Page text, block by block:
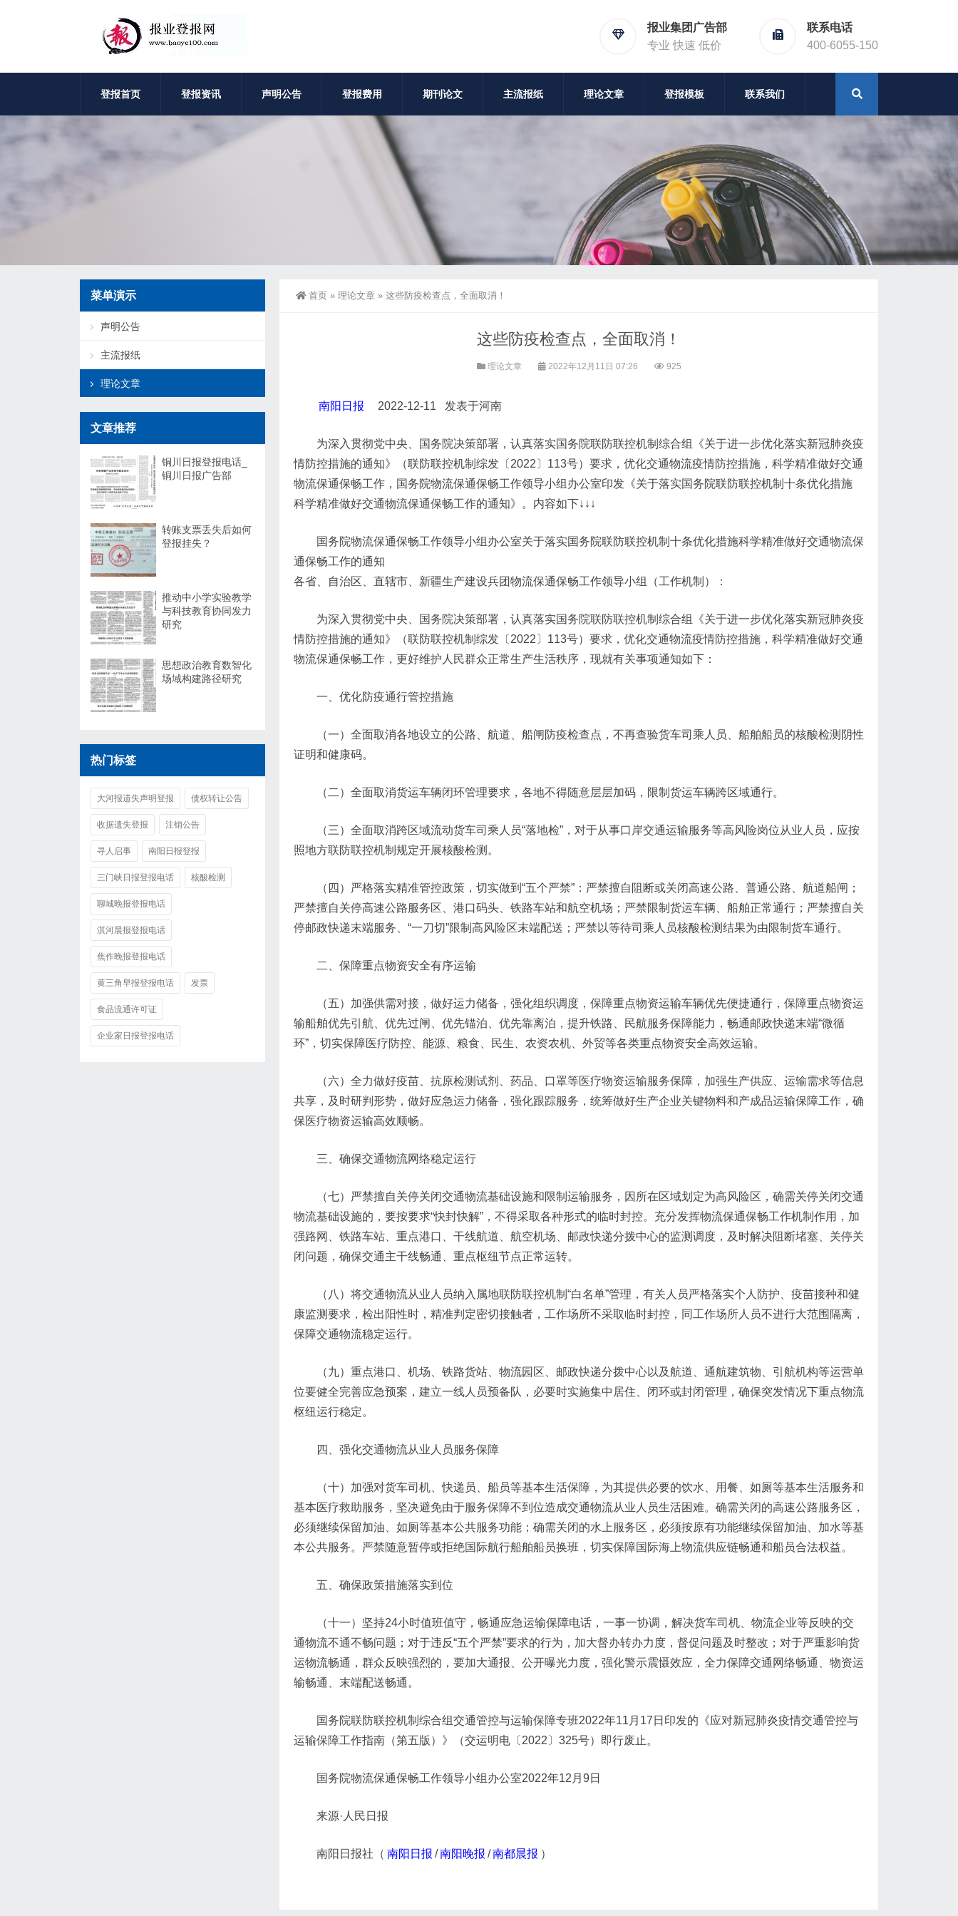
报业集团广告部
专业 快速 低价
联系电话
400-6055-150
登报首页 登报资讯 声明公告 登报费用 期刊论文 主流报纸 理论文章 登报模板 联系我们
首页 » 理论文章 » 这些防疫检查点，全面取消！
这些防疫检查点，全面取消！
理论文章 2022年12月11日 07:26 925
南阳日报 2022-12-11 发表于河南
为深入贯彻党中央、国务院决策部署，认真落实国务院联防联控机制综合组《关于进一步优化落实新冠肺炎疫
情防控措施的通知》（联防联控机制综发〔2022〕113号）要求，优化交通物流疫情防控措施，科学精准做好交通
物流保通保畅工作，国务院物流保通保畅工作领导小组办公室印发《关于落实国务院联防联控机制十条优化措施
科学精准做好交通物流保通保畅工作的通知》。内容如下↓↓↓
国务院物流保通保畅工作领导小组办公室关于落实国务院联防联控机制十条优化措施科学精准做好交通物流保
通保畅工作的通知
各省、自治区、直辖市、新疆生产建设兵团物流保通保畅工作领导小组（工作机制）：
为深入贯彻党中央、国务院决策部署，认真落实国务院联防联控机制综合组《关于进一步优化落实新冠肺炎疫
情防控措施的通知》（联防联控机制综发〔2022〕113号）要求，优化交通物流疫情防控措施，科学精准做好交通
物流保通保畅工作，更好维护人民群众正常生产生活秩序，现就有关事项通知如下：
一、优化防疫通行管控措施
（一）全面取消各地设立的公路、航道、船闸防疫检查点，不再查验货车司乘人员、船舶船员的核酸检测阴性
证明和健康码。
（二）全面取消货运车辆闭环管理要求，各地不得随意层层加码，限制货运车辆跨区域通行。
（三）全面取消跨区域流动货车司乘人员“落地检”，对于从事口岸交通运输服务等高风险岗位从业人员，应按
照地方联防联控机制规定开展核酸检测。
（四）严格落实精准管控政策，切实做到“五个严禁”：严禁擅自阻断或关闭高速公路、普通公路、航道船闸；
严禁擅自关停高速公路服务区、港口码头、铁路车站和航空机场；严禁限制货运车辆、船舶正常通行；严禁擅自关
停邮政快递末端服务、“一刀切”限制高风险区末端配送；严禁以等待司乘人员核酸检测结果为由限制货车通行。
二、保障重点物资安全有序运输
（五）加强供需对接，做好运力储备，强化组织调度，保障重点物资运输车辆优先便捷通行，保障重点物资运
输船舶优先引航、优先过闸、优先锚泊、优先靠离泊，提升铁路、民航服务保障能力，畅通邮政快递末端“微循
环”，切实保障医疗防控、能源、粮食、民生、农资农机、外贸等各类重点物资安全高效运输。
（六）全力做好疫苗、抗原检测试剂、药品、口罩等医疗物资运输服务保障，加强生产供应、运输需求等信息
共享，及时研判形势，做好应急运力储备，强化跟踪服务，统筹做好生产企业关键物料和产成品运输保障工作，确
保医疗物资运输高效顺畅。
三、确保交通物流网络稳定运行
（七）严禁擅自关停关闭交通物流基础设施和限制运输服务，因所在区域划定为高风险区，确需关停关闭交通
物流基础设施的，要按要求“快封快解”，不得采取各种形式的临时封控。充分发挥物流保通保畅工作机制作用，加
强路网、铁路车站、重点港口、干线航道、航空机场、邮政快递分拨中心的监测调度，及时解决阻断堵塞、关停关
闭问题，确保交通主干线畅通、重点枢纽节点正常运转。
（八）将交通物流从业人员纳入属地联防联控机制“白名单”管理，有关人员严格落实个人防护、疫苗接种和健
康监测要求，检出阳性时，精准判定密切接触者，工作场所不采取临时封控，同工作场所人员不进行大范围隔离，
保障交通物流稳定运行。
（九）重点港口、机场、铁路货站、物流园区、邮政快递分拨中心以及航道、通航建筑物、引航机构等运营单
位要健全完善应急预案，建立一线人员预备队，必要时实施集中居住、闭环或封闭管理，确保突发情况下重点物流
枢纽运行稳定。
四、强化交通物流从业人员服务保障
（十）加强对货车司机、快递员、船员等基本生活保障，为其提供必要的饮水、用餐、如厕等基本生活服务和
基本医疗救助服务，坚决避免由于服务保障不到位造成交通物流从业人员生活困难。确需关闭的高速公路服务区，
必须继续保留加油、如厕等基本公共服务功能；确需关闭的水上服务区，必须按原有功能继续保留加油、加水等基
本公共服务。严禁随意暂停或拒绝国际航行船舶船员换班，切实保障国际海上物流供应链畅通和船员合法权益。
五、确保政策措施落实到位
（十一）坚持24小时值班值守，畅通应急运输保障电话，一事一协调，解决货车司机、物流企业等反映的交
通物流不通不畅问题；对于违反“五个严禁”要求的行为，加大督办转办力度，督促问题及时整改；对于严重影响货
运物流畅通，群众反映强烈的，要加大通报、公开曝光力度，强化警示震慑效应，全力保障交通网络畅通、物资运
输畅通、末端配送畅通。
国务院联防联控机制综合组交通管控与运输保障专班2022年11月17日印发的《应对新冠肺炎疫情交通管控与
运输保障工作指南（第五版）》（交运明电〔2022〕325号）即行废止。
国务院物流保通保畅工作领导小组办公室2022年12月9日
来源·人民日报
南阳日报社（ 南阳日报 /南阳晚报 /南都晨报 ）
菜单演示
声明公告
主流报纸
理论文章
文章推荐
铜川日报登报电话_
铜川日报广告部
转账支票丢失后如何
登报挂失？
推动中小学实验教学
与科技教育协同发力
研究
思想政治教育数智化
场域构建路径研究
热门标签
大河报遗失声明登报 债权转让公告
收据遗失登报 注销公告
寻人启事 南阳日报登报
三门峡日报登报电话 核酸检测
聊城晚报登报电话
淇河晨报登报电话
焦作晚报登报电话
黄三角早报登报电话 发票
食品流通许可证
企业家日报登报电话